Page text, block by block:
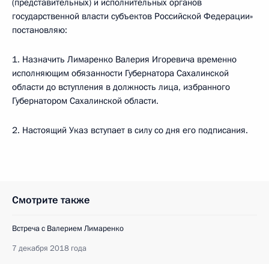
(представительных) и исполнительных органов
государственной власти субъектов Российской Федерации»
постановляю:
1. Назначить Лимаренко Валерия Игоревича временно
исполняющим обязанности Губернатора Сахалинской
области до вступления в должность лица, избранного
Губернатором Сахалинской области.
2. Настоящий Указ вступает в силу со дня его подписания.
Смотрите также
Встреча с Валерием Лимаренко
7 декабря 2018 года